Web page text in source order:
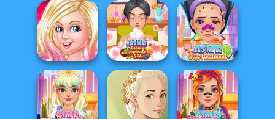
My Perfect Hair Salon
Princesses
Pastel Hairstyles
Super Barbie Hair
Trends
ASMR Beauty
Japanese Spa
ASMR Stye
Treatment